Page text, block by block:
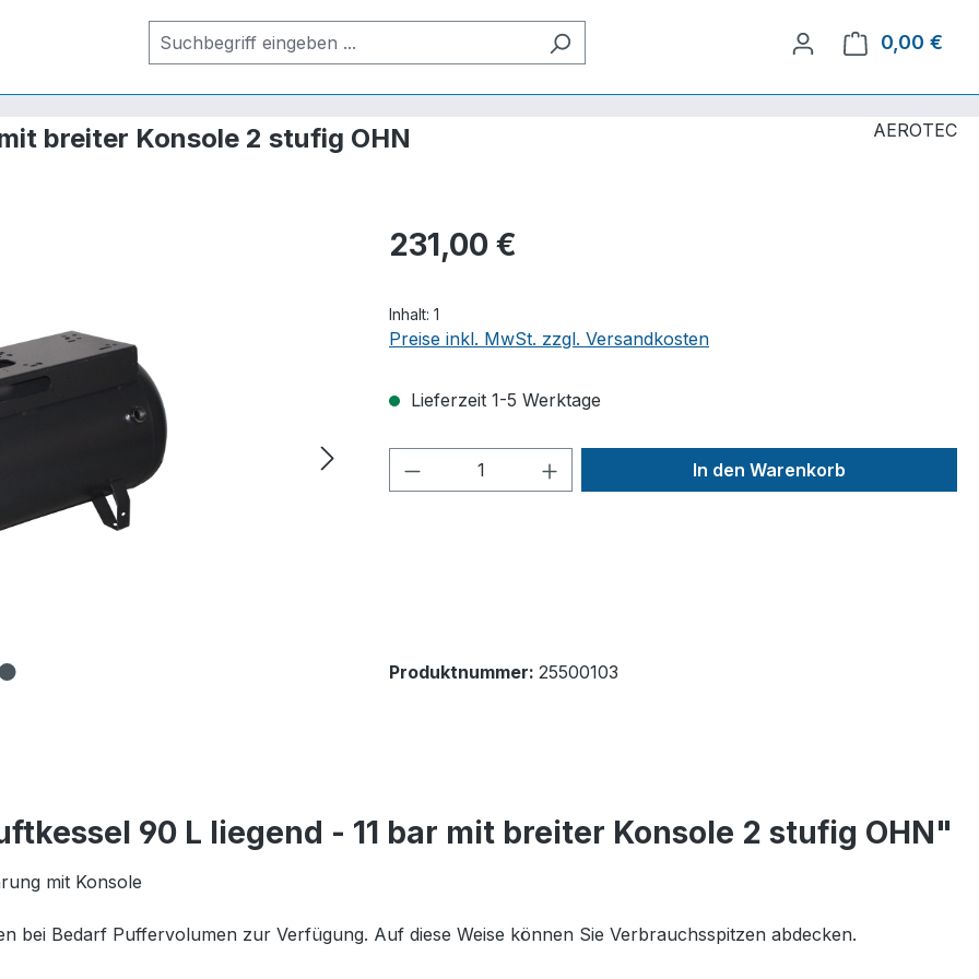
0,00 €
breiter Konsole 2 stufig OHN AEROTEC
231,00 €
Inhalt: 1
Preise inkl. MwSt. zzgl. Versandkosten
Lieferzeit 1-5 Werktage
Produkt Anzahl: Gib den gewünschten Wert
In den Warenkorb
Produktnummer: 25500103
90 L liegend - 11 bar mit breiter Konsole 2 stufig OHN"
mit Konsole
bei Bedarf Puffervolumen zur Verfügung. Auf diese Weise können Sie Verbrauchsspitzen abdecken.